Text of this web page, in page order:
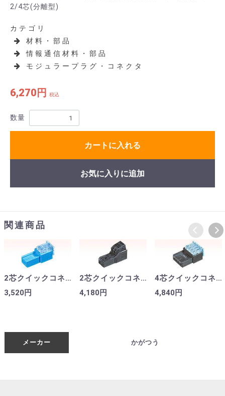
2/4芯(分離型)
カテゴリ
材料・部品
情報通信材料・部品
モジュラープラグ・コネクタ
6,270円 税込
数量
カートに入れる
お気に入りに追加
関連商品
2芯クイックコネクター 232D-02S1B-DA5-FA（50個入り）
3,520円
2芯クイックコネクター 232D-02S1A-DE5-FA（50個入り）
4,180円
4芯クイックコネクター 232D-04S1A-DA5-FA（50個入り）
4,840円
メーカー かがつう